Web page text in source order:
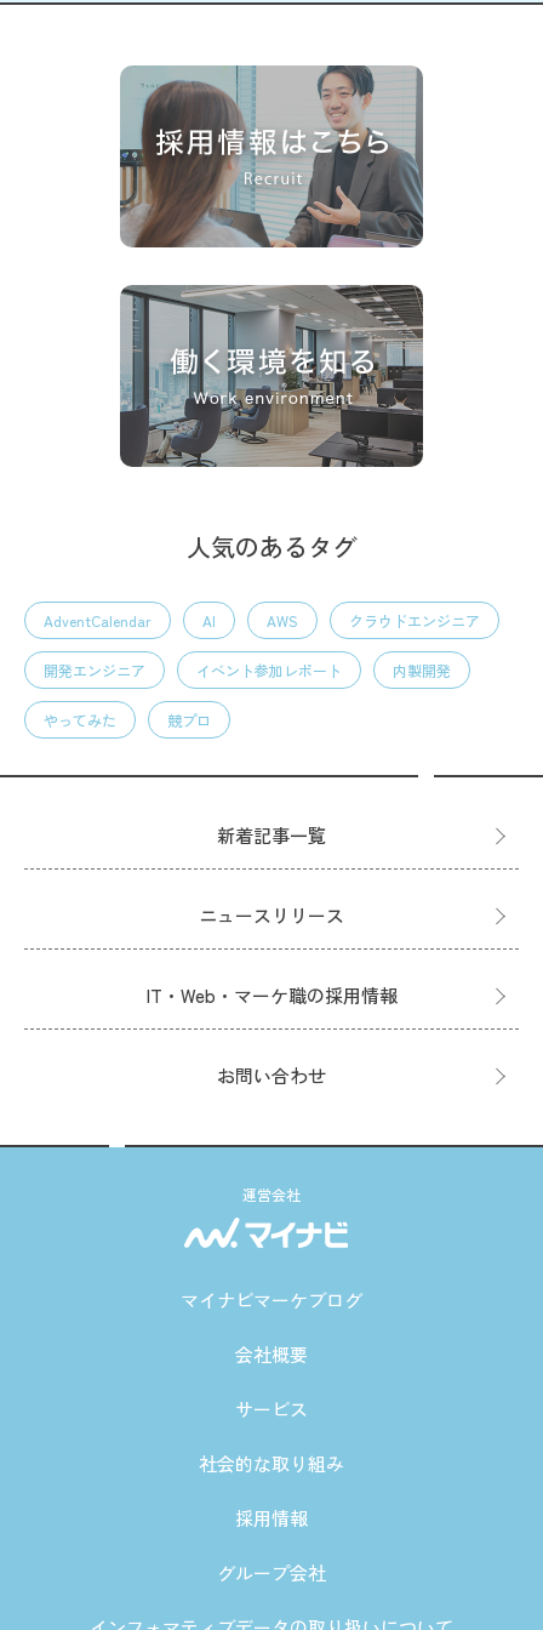
人気のあるタグ
AdventCalendar AI AWS クラウドエンジニア
開発エンジニア イベント参加レポート 内製開発
やってみた 競プロ
新着記事一覧
ニュースリリース
IT・Web・マーケ職の採用情報
お問い合わせ
運営会社
マイナビマーケブログ
会社概要
サービス
社会的な取り組み
採用情報
グループ会社